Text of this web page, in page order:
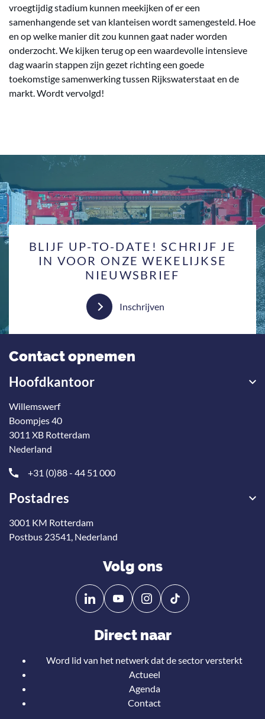
vroegtijdig stadium kunnen meekijken of er een
samenhangende set van klanteisen wordt samengesteld. Hoe
en op welke manier dit zou kunnen gaat nader worden
onderzocht. We kijken terug op een waardevolle intensieve
dag waarin stappen zijn gezet richting een goede
toekomstige samenwerking tussen Rijkswaterstaat en de
markt. Wordt vervolgd!
BLIJF UP-TO-DATE! SCHRIJF JE
IN VOOR ONZE WEKELIJKSE
NIEUWSBRIEF
Inschrijven
Contact opnemen
Hoofdkantoor
Willemswerf
Boompjes 40
3011 XB Rotterdam
Nederland
+31 (0)88 - 44 51 000
Postadres
3001 KM Rotterdam
Postbus 23541, Nederland
Volg ons
Volg
ons
Linkedin
Volg
ons
YouTube
Direct naar
Word lid van het netwerk dat de sector versterkt
Actueel
Agenda
Contact